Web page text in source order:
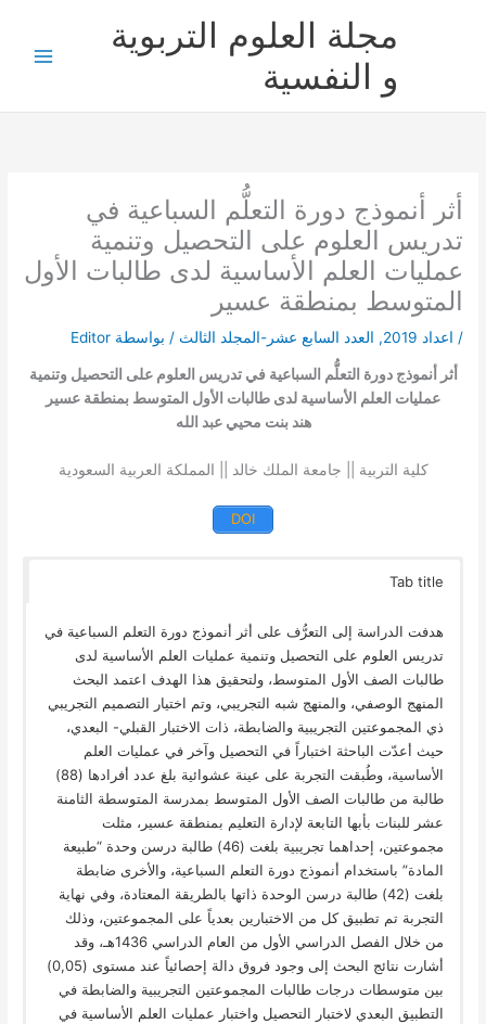
مجلة العلوم التربوية
و النفسية
أثر أنموذج دورة التعلُّم السباعية في
تدريس العلوم على التحصيل وتنمية
عمليات العلم الأساسية لدى طالبات الأول
المتوسط بمنطقة عسير
/ اعداد 2019 , العدد السابع عشر-المجلد الثالث / بواسطة Editor
أثر أنموذج دورة التعلُّم السباعية في تدريس العلوم على التحصيل وتنمية
عمليات العلم الأساسية لدى طالبات الأول المتوسط بمنطقة عسير
هند بنت محيي عبد الله
كلية التربية || جامعة الملك خالد || المملكة العربية السعودية
DOI
Tab title
هدفت الدراسة إلى التعرُّف على أثر أنموذج دورة التعلم السباعية في
تدريس العلوم على التحصيل وتنمية عمليات العلم الأساسية لدى
طالبات الصف الأول المتوسط، ولتحقيق هذا الهدف اعتمد البحث
المنهج الوصفي، والمنهج شبه التجريبي، وتم اختيار التصميم التجريبي
ذي المجموعتين التجريبية والضابطة، ذات الاختبار القبلي- البعدي،
حيث أعدّت الباحثة اختباراً في التحصيل وآخر في عمليات العلم
الأساسية، وطُبقت التجربة على عينة عشوائية بلغ عدد أفرادها (88)
طالبة من طالبات الصف الأول المتوسط بمدرسة المتوسطة الثامنة
عشر للبنات بأبها التابعة لإدارة التعليم بمنطقة عسير، مثلت
مجموعتين، إحداهما تجريبية بلغت (46) طالبة درسن وحدة “طبيعة
المادة” باستخدام أنموذج دورة التعلم السباعية، والأخرى ضابطة
بلغت (42) طالبة درسن الوحدة ذاتها بالطريقة المعتادة، وفي نهاية
التجربة تم تطبيق كل من الاختبارين بعدياً على المجموعتين، وذلك
من خلال الفصل الدراسي الأول من العام الدراسي 1436هـ، وقد
أشارت نتائج البحث إلى وجود فروق دالة إحصائياً عند مستوى (0,05)
بين متوسطات درجات طالبات المجموعتين التجريبية والضابطة في
التطبيق البعدي لاختبار التحصيل واختبار عمليات العلم الأساسية في